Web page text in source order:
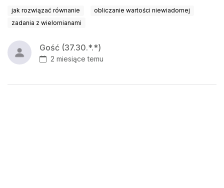
jak rozwiązać równanie
obliczanie wartości niewiadomej
zadania z wielomianami
Gość (37.30.*.*)
2 miesiące temu